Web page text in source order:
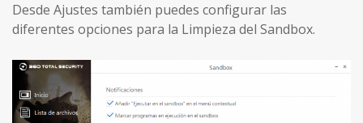
Desde Ajustes también puedes configurar las
diferentes opciones para la Limpieza del Sandbox.